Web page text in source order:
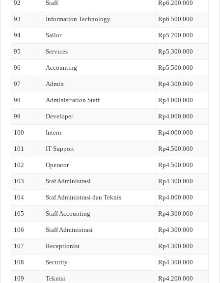
92 Staff Rp6.200.000
93 Information Technology Rp6.500.000
94 Sailor Rp5.200.000
95 Services Rp5.300.000
96 Accounting Rp5.500.000
97 Admin Rp4.300.000
98 Administration Staff Rp4.000.000
99 Developer Rp4.000.000
100 Intern Rp4.000.000
101 IT Support Rp4.500.000
102 Operator Rp4.500.000
103 Staf Administrasi Rp4.300.000
104 Staf Administrasi dan Teknis Rp4.000.000
105 Staff Accounting Rp4.300.000
106 Staff Administrasi Rp4.300.000
107 Receptionist Rp4.300.000
108 Security Rp4.300.000
109 Teknisi Rp4.200.000